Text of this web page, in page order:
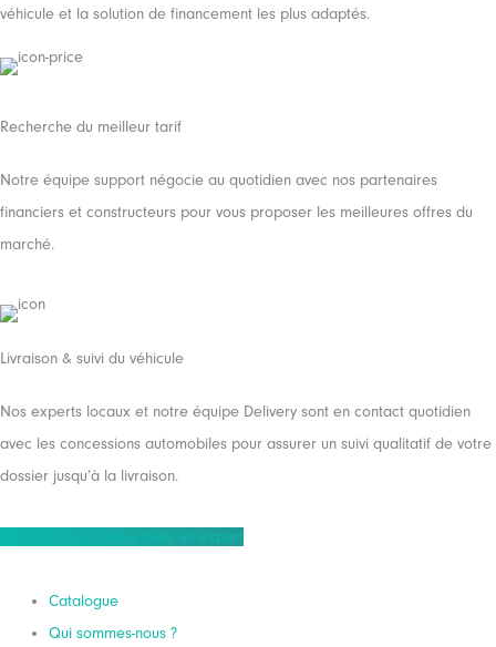
véhicule et la solution de financement les plus adaptés.
Recherche du meilleur tarif
Notre équipe support négocie au quotidien avec nos partenaires
financiers et constructeurs pour vous proposer les meilleures offres du
marché.
Livraison & suivi du véhicule
Nos experts locaux et notre équipe Delivery sont en contact quotidien
avec les concessions automobiles pour assurer un suivi qualitatif de votre
dossier jusqu’à la livraison.
Prendre rendez-vous avec un expert
Catalogue
Qui sommes-nous ?